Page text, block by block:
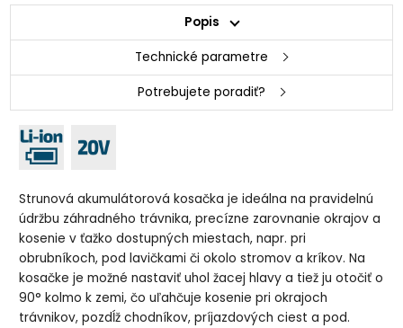
Popis
Technické parametre
Potrebujete poradiť?
Strunová akumulátorová kosačka je ideálna na pravidelnú
údržbu záhradného trávnika, precízne zarovnanie okrajov a
kosenie v ťažko dostupných miestach, napr. pri
obrubníkoch, pod lavičkami či okolo stromov a kríkov. Na
kosačke je možné nastaviť uhol žacej hlavy a tiež ju otočiť o
90° kolmo k zemi, čo uľahčuje kosenie pri okrajoch
trávnikov, pozdĺž chodníkov, príjazdových ciest a pod.